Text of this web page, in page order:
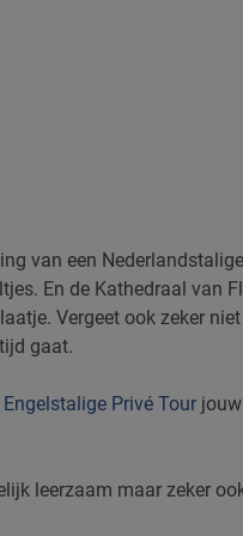
van een
En de Kathedraal van
Vergeet ook zeker
gaat.
Engelstalige Privé Tour
leerzaam maar zeker